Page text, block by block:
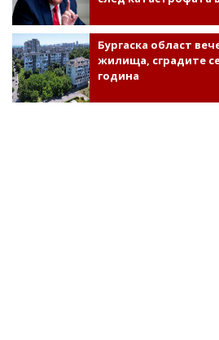
Бургаска област
жилища, сградите се
година